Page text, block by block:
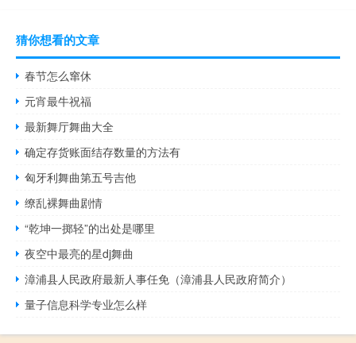
猜你想看的文章
春节怎么窜休
元宵最牛祝福
最新舞厅舞曲大全
确定存货账面结存数量的方法有
匈牙利舞曲第五号吉他
缭乱裸舞曲剧情
“乾坤一掷轻”的出处是哪里
夜空中最亮的星dj舞曲
漳浦县人民政府最新人事任免（漳浦县人民政府简介）
量子信息科学专业怎么样